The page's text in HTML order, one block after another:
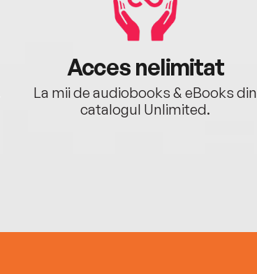
Acces nelimitat
La mii de audiobooks & eBooks din
catalogul Unlimited.